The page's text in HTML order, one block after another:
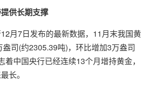
供长期支撑
月7日发布的最新数据，11月末我国黄
司(约2305.39吨)，环比增加3万盎司
着中国央行已经连续13个月增持黄金，
长。